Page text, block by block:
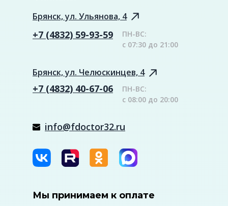
Мы принимаем к оплате
info@fdoctor32.ru
ПН-ВС:
с 08:00 до 20:00
+7 (4832) 40-67-06
Брянск, ул. Челюскинцев, 4
ПН-ВС:
с 07:30 до 21:00
+7 (4832) 59-93-59
Брянск, ул. Ульянова, 4